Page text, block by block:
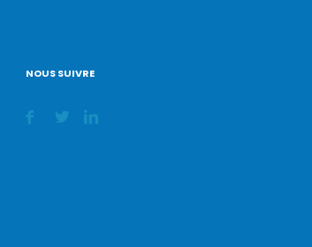
NOUS SUIVRE